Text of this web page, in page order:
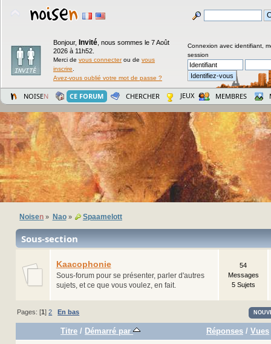
Bonjour, Invité nous sommes le 7 Août
2026 à 11h52.
Merci de vous connecterou de vous
inscrire
Avez-vous oublié votre mot de passe ?
Connexion avec identifiant,
session
NOISEN CE FORUM CHERCHER JEUX MEMBRES
Noisen » Nao» Spaamelott
Sous-section
Kaacophonie
Sous-forum pour se présenter, parler d'autres
sujets, et ce que vous voulez, en fait.
54
Messages
5 Sujets
Pages: [1]2 En bas
Titre / Démarré par Réponses / Vues